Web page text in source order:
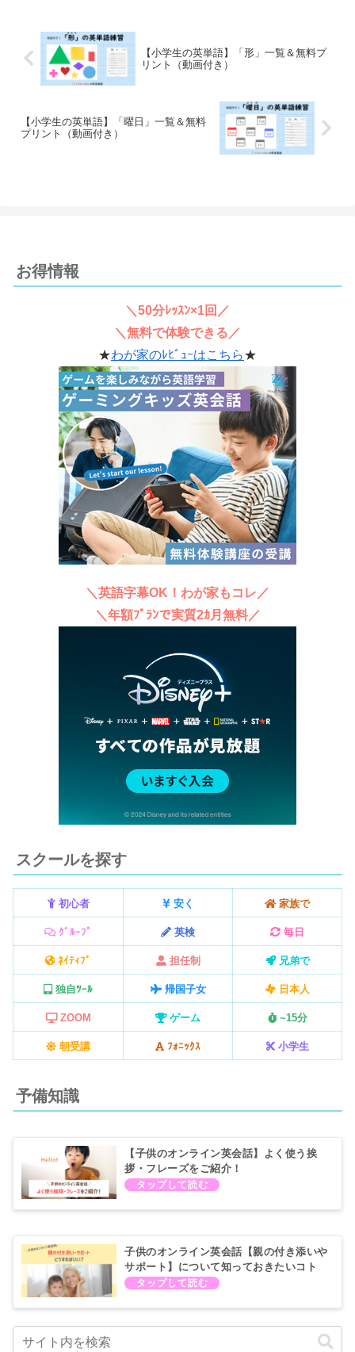
【小学生の英単語】「形」一覧＆無料プ
リント（動画付き）
【小学生の英単語】「曜日」一覧＆無料
プリント（動画付き）
お得情報
＼50分ﾚｯｽﾝ×1回／
＼無料で体験できる／
★わが家のﾚﾋﾞｭｰはこちら★
＼英語字幕OK！わが家もコレ／
＼年額ﾌﾟﾗﾝで実質2ｶ月無料／
スクールを探す
初心者 安く 家族で
ｸﾞﾙｰﾌﾟ 英検 毎日
ﾈｲﾃｨﾌﾞ 担任制 兄弟で
独自ﾂｰﾙ 帰国子女 日本人
ZOOM ゲーム ~15分
朝受講 ﾌｫﾆｯｸｽ 小学生
予備知識
【子供のオンライン英会話】よく使う挨
拶・フレーズをご紹介！
子供のオンライン英会話【親の付き添いや
サポート】について知っておきたいコト